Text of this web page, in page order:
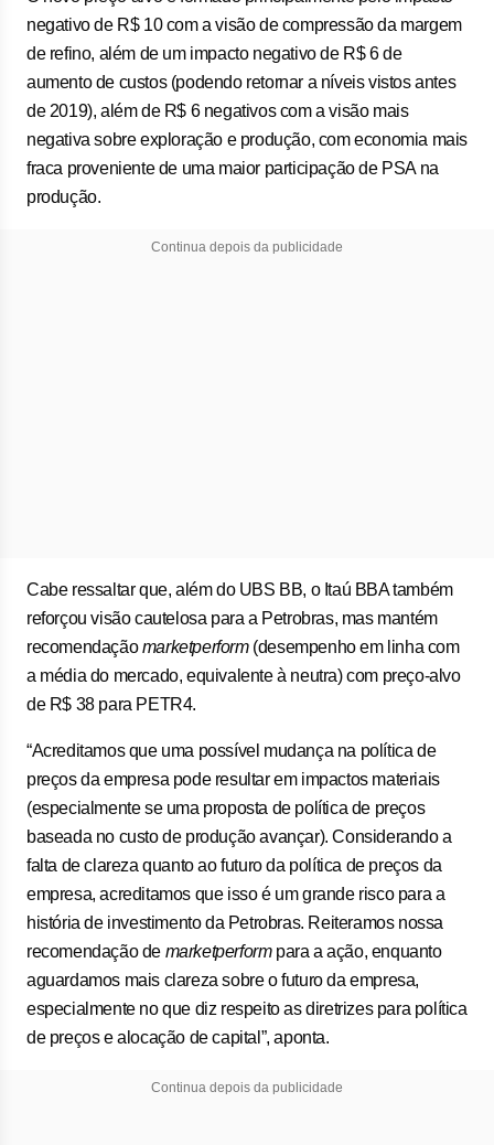
negativo de R$ 10 com a visão de compressão da margem
de refino, além de um impacto negativo de R$ 6 de
aumento de custos (podendo retornar a níveis vistos antes
de 2019), além de R$ 6 negativos com a visão mais
negativa sobre exploração e produção, com economia mais
fraca proveniente de uma maior participação de PSA na
produção.
Continua depois da publicidade
Cabe ressaltar que, além do UBS BB, o Itaú BBA também
reforçou visão cautelosa para a Petrobras, mas mantém
recomendaçãomarketperform(desempenho em linha com
a média do mercado, equivalente à neutra) com preço-alvo
de R$ 38 para PETR4.
“Acreditamos que uma possível mudança na política de
preços da empresa pode resultar em impactos materiais
(especialmente se uma proposta de política de preços
baseada no custo de produção avançar). Considerando a
falta de clareza quanto ao futuro da política de preços da
empresa, acreditamos que isso é um grande risco para a
história de investimento da Petrobras. Reiteramos nossa
recomendação de marketperformpara a ação, enquanto
aguardamos mais clareza sobre o futuro da empresa,
especialmente no que diz respeito as diretrizes para política
de preços e alocação de capital”, aponta.
Continua depois da publicidade